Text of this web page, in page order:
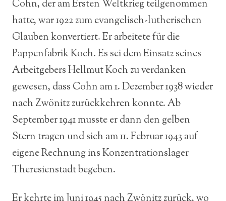
Cohn, der am Ersten Weltkrieg teilgenommen
hatte, war 1922 zum evangelisch-lutherischen
Glauben konvertiert. Er arbeitete für die
Pappenfabrik Koch. Es sei dem Einsatz seines
Arbeitgebers Hellmut Koch zu verdanken
gewesen, dass Cohn am 1. Dezember 1938 wieder
nach Zwönitz zurückkehren konnte. Ab
September 1941 musste er dann den gelben
Stern tragen und sich am 11. Februar 1943 auf
eigene Rechnung ins Konzentrationslager
Theresienstadt begeben.